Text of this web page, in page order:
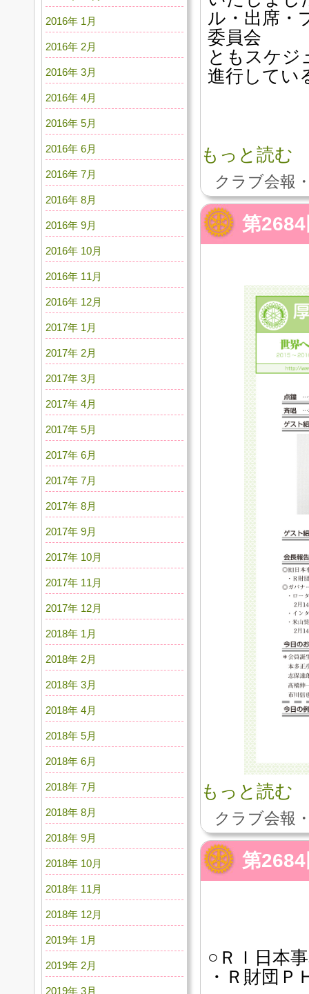
ル・出席・
委員会
ともスケジ
進行してい
もっと読む
クラブ会報
第
もっと読む
クラブ会報
第
○ＲＩ日本
・Ｒ財団Ｐ
2016年 1月
2016年 2月
2016年 3月
2016年 4月
2016年 5月
2016年 6月
2016年 7月
2016年 8月
2016年 9月
2016年 10月
2016年 11月
2016年 12月
2017年 1月
2017年 2月
2017年 3月
2017年 4月
2017年 5月
2017年 6月
2017年 7月
2017年 8月
2017年 9月
2017年 10月
2017年 11月
2017年 12月
2018年 1月
2018年 2月
2018年 3月
2018年 4月
2018年 5月
2018年 6月
2018年 7月
2018年 8月
2018年 9月
2018年 10月
2018年 11月
2018年 12月
2019年 1月
2019年 2月
2019年 3月